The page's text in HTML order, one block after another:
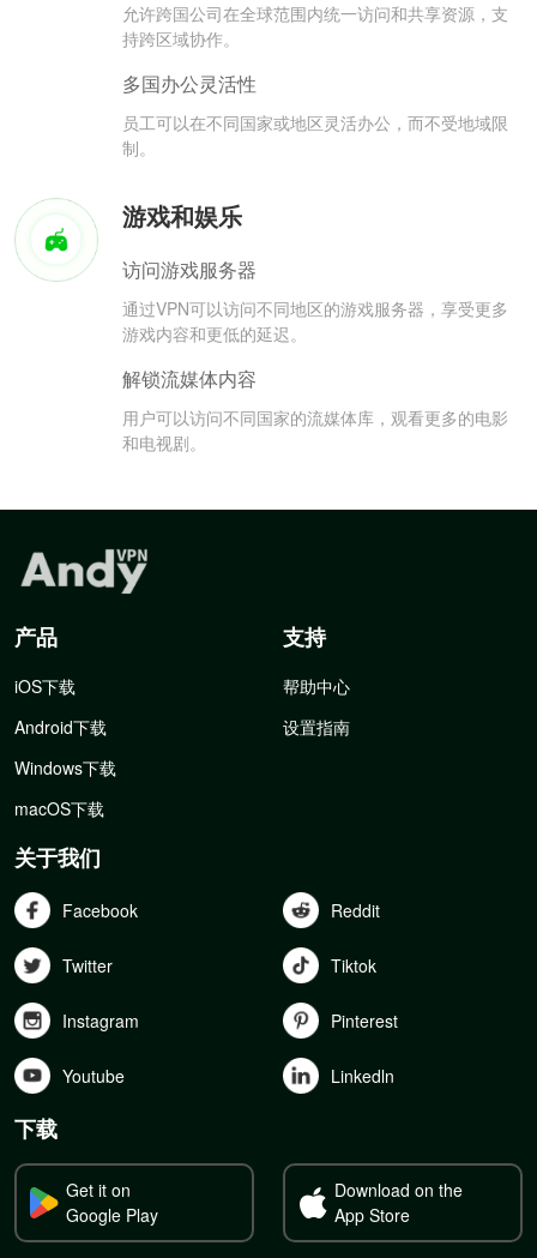
允许跨国公司在全球范围内统一访问和共享资源，支
持跨区域协作。
多国办公灵活性
员工可以在不同国家或地区灵活办公，而不受地域限
制。
游戏和娱乐
访问游戏服务器
通过VPN可以访问不同地区的游戏服务器，享受更多
游戏内容和更低的延迟。
解锁流媒体内容
用户可以访问不同国家的流媒体库，观看更多的电影
和电视剧。
产品
iOS下载
Android下载
Windows下载
macOS下载
支持
帮助中心
设置指南
关于我们
Facebook Reddit
Twitter Tiktok
Instagram Pinterest
Youtube Linkedln
下载
Get it on
Google Play
Download on the
App Store